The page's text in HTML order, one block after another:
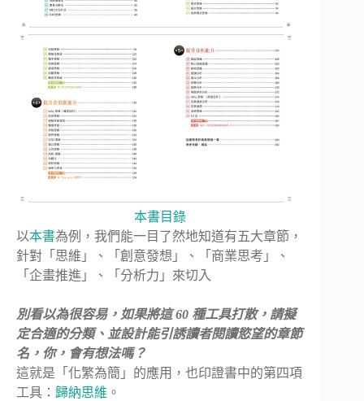
本書目錄
以本書為例，我們能一目了然地知道有五大章節，
針對「思維」、「創意發想」、「商業思考」、
「企畫推進」、「分析力」來切入
別看以為很容易，如果將這 60 種工具打散，請擬
定合適的分類、並設計能引誘讀者閱讀慾望的章節
名，你，會有想法嗎？
這就是「化繁為簡」的應用，也印證書中的第四項
工具： 歸納思維 。